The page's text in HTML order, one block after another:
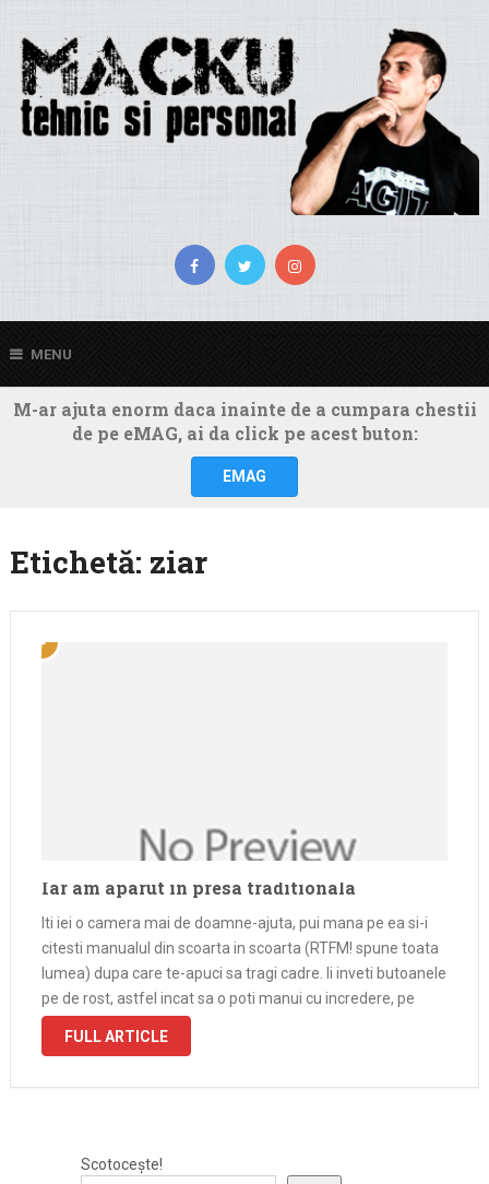
MENU
M-ar ajuta enorm daca inainte de a cumpara chestii
de pe eMAG, ai da click pe acest buton:
EMAG
Etichetă: ziar
Iar am aparut in presa traditionala
Iti iei o camera mai de doamne-ajuta, pui mana pe ea si-i
citesti manualul din scoarta in scoarta (RTFM! spune toata
lumea) dupa care te-apuci sa tragi cadre. Ii inveti butoanele
pe de rost, astfel incat sa o poti manui cu incredere, pe
intuneric, cu ochii …
FULL ARTICLE
Scotocește!